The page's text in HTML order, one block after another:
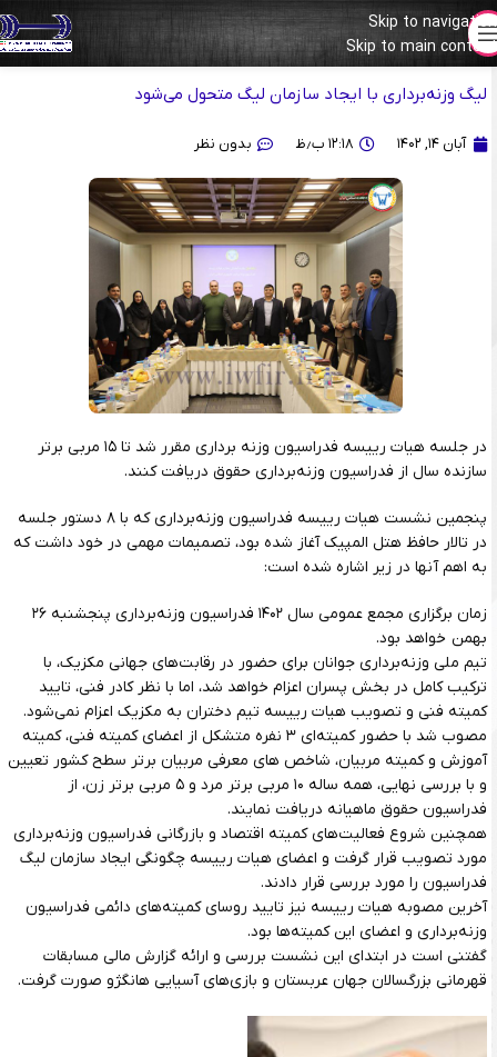
Skip to navigation
Skip to main content
برگزاری پنجمین جلسه هیات رییسه فدراسیون وزنه برداری
لیگ وزنه‌برداری با ایجاد سازمان لیگ متحول می‌شود
آبان ۱۴, ۱۴۰۲ ۱۲:۱۸ ب٫ظ بدون نظر
در جلسه هیات رییسه فدراسیون وزنه برداری مقرر شد تا ۱۵ مربی برتر
سازنده سال از فدراسیون وزنه‌برداری حقوق دریافت کنند.
پنجمین نشست هیات رییسه فدراسیون وزنه‌برداری که با ۸ دستور جلسه
در تالار حافظ هتل المپیک آغاز شده بود، تصمیمات مهمی در خود داشت که
به اهم آنها در زیر اشاره شده است:
زمان برگزاری مجمع عمومی سال ۱۴۰۲ فدراسیون وزنه‌برداری پنجشنبه ۲۶
بهمن خواهد بود.
تیم ملی وزنه‌برداری جوانان برای حضور در رقابت‌های جهانی مکزیک، با
ترکیب کامل در بخش پسران اعزام خواهد شد، اما با نظر کادر فنی، تایید
کمیته فنی و تصویب هیات رییسه تیم دختران به مکزیک اعزام نمی‌شود.
مصوب شد با حضور کمیته‌ای ۳ نفره متشکل از اعضای کمیته فنی، کمیته
آموزش و کمیته مربیان، شاخص های معرفی مربیان برتر سطح کشور تعیین
و با بررسی نهایی، همه ساله ۱۰ مربی برتر مرد و ۵ مربی برتر زن، از
فدراسیون حقوق ماهیانه دریافت نمایند.
همچنین شروع فعالیت‌های کمیته اقتصاد و بازرگانی فدراسیون وزنه‌برداری
مورد تصویب قرار گرفت و اعضای هیات رییسه چگونگی ایجاد سازمان لیگ
فدراسیون را مورد بررسی قرار دادند.
آخرین مصوبه هیات رییسه نیز تایید روسای کمیته‌های دائمی فدراسیون
وزنه‌برداری و اعضای این کمیته‌ها بود.
گفتنی است در ابتدای این نشست بررسی و ارائه گزارش مالی مسابقات
قهرمانی بزرگسالان جهان عربستان و بازی‌های آسیایی هانگژو صورت گرفت.